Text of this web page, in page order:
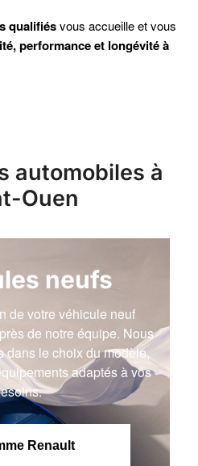
qualifiésvous accueille et vous
performance et longévité à
automobiles à
Ouen
neufs
de votre véhicule neuf
de notre équipe. Nous
dans le choix du modèle,
adaptés à vos
Renault